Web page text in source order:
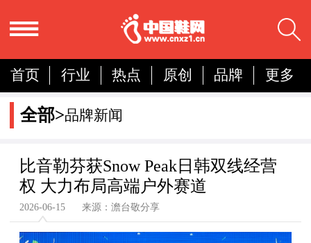
首页 行业 热点 原创 品牌
更多
国内
国际
分析
全部>品牌新闻
比音勒芬获Snow Peak日韩双线经营
权 大力布局高端户外赛道
2026-06-15 来源：澹台敬分享